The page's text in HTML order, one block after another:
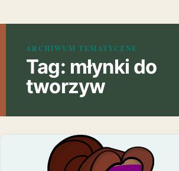
ARCHIWUM TEMATYCZNE
Tag: młynki do
tworzyw